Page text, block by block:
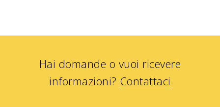
Hai domande o vuoi ricevere
informazioni? Contattaci